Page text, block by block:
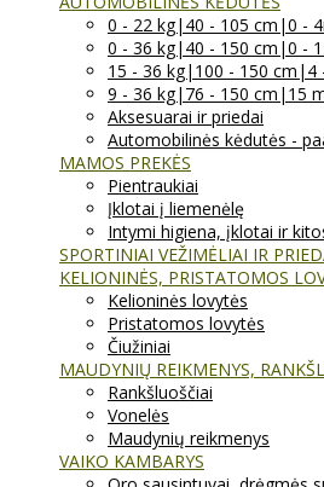
0 - 22 kg|40 - 105 cm|0 -
0 - 36 kg|40 - 150 cm|0 -
15 - 36 kg|100 - 150 cm|4
9 - 36 kg|76 - 150 cm|15
Aksesuarai ir priedai
Automobilinės kėdutės -
MAMOS PREKĖS
Pientraukiai
Įklotai į liemenėlę
Intymi higiena, įklotai ir
SPORTINIAI VEŽIMĖLIAI IR
KELIONINĖS, PRISTATOMOS
Kelioninės lovytės
Pristatomos lovytės
Čiužiniai
MAUDYNIŲ REIKMENYS,
Rankšluoščiai
Vonelės
Maudynių reikmenys
VAIKO KAMBARYS